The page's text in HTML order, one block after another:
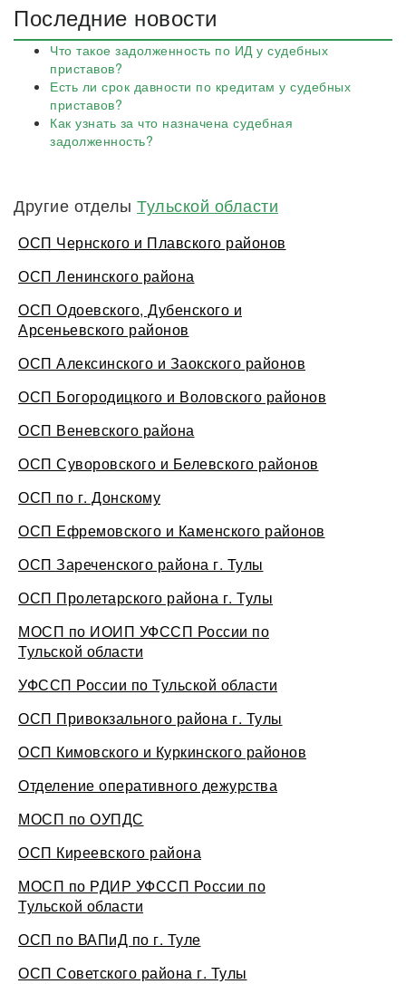
Последние новости
Что такое задолженность по ИД у судебных
приставов?
Есть ли срок давности по кредитам у судебных
приставов?
Как узнать за что назначена судебная
задолженность?
Другие отделы Тульской области
ОСП Чернского и Плавского районов
ОСП Ленинского района
ОСП Одоевского, Дубенского и
Арсеньевского районов
ОСП Алексинского и Заокского районов
ОСП Богородицкого и Воловского районов
ОСП Веневского района
ОСП Суворовского и Белевского районов
ОСП по г. Донскому
ОСП Ефремовского и Каменского районов
ОСП Зареченского района г. Тулы
ОСП Пролетарского района г. Тулы
МОСП по ИОИП УФССП России по
Тульской области
УФССП России по Тульской области
ОСП Привокзального района г. Тулы
ОСП Кимовского и Куркинского районов
Отделение оперативного дежурства
МОСП по ОУПДС
ОСП Киреевского района
МОСП по РДИР УФССП России по
Тульской области
ОСП по ВАПиД по г. Туле
ОСП Советского района г. Тулы